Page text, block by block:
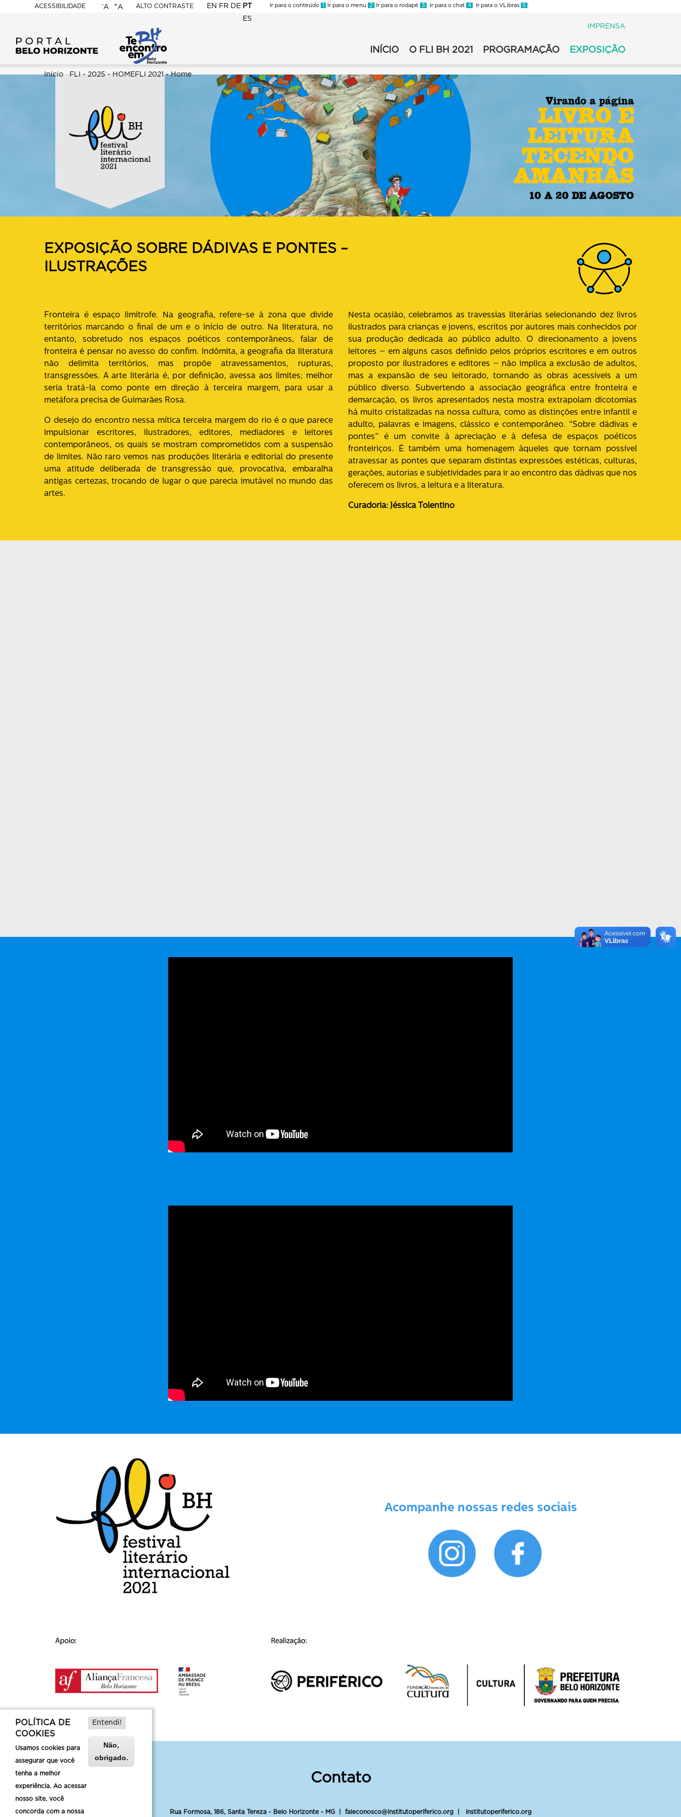
ACESSIBILIDADE
BELO
HORIZONTE
-A +A ALTO CONTRASTE EN FR DE PT
ES
Ir para o conteúdo 1 Ir para o menu 2 Ir para o rodapé 3 Ir para o chat 4 Ir para o VLibras 5
-
2021
-
SECUNDÁRIO
IMPRENSA
FLI
-
2021
INÍCIO O FLI BH 2021 PROGRAMAÇÃO EXPOSIÇÃO
Trilha
navegação
Início - FLI - 2025 - HOMEFLI 2021 - Home
EXPOSIÇÃO SOBRE DÁDIVAS E PONTES –
ILUSTRAÇÕES
Fronteira é espaço limítrofe. Na geografia, refere-se à zona que divide
territórios marcando o final de um e o início de outro. Na literatura, no
entanto, sobretudo nos espaços poéticos contemporâneos, falar de
fronteira é pensar no avesso do confim. Indômita, a geografia da literatura
não delimita territórios, mas propõe atravessamentos, rupturas,
transgressões. A arte literária é, por definição, avessa aos limites; melhor
seria tratá-la como ponte em direção à terceira margem, para usar a
metáfora precisa de Guimarães Rosa.
O desejo do encontro nessa mítica terceira margem do rio é o que parece
impulsionar escritores, ilustradores, editores, mediadores e leitores
contemporâneos, os quais se mostram comprometidos com a suspensão
de limites. Não raro vemos nas produções literária e editorial do presente
uma atitude deliberada de transgressão que, provocativa, embaralha
antigas certezas, trocando de lugar o que parecia imutável no mundo das
artes.
Nesta ocasião, celebramos as travessias literárias selecionando dez livros
ilustrados para crianças e jovens, escritos por autores mais conhecidos por
sua produção dedicada ao público adulto. O direcionamento a jovens
leitores – em alguns casos definido pelos próprios escritores e em outros
proposto por ilustradores e editores – não implica a exclusão de adultos,
mas a expansão de seu leitorado, tornando as obras acessíveis a um
público diverso. Subvertendo a associação geográfica entre fronteira e
demarcação, os livros apresentados nesta mostra extrapolam dicotomias
há muito cristalizadas na nossa cultura, como as distinções entre infantil e
adulto, palavras e imagens, clássico e contemporâneo. “Sobre dádivas e
pontes” é um convite à apreciação e à defesa de espaços poéticos
fronteiriços. É também uma homenagem àqueles que tornam possível
atravessar as pontes que separam distintas expressões estéticas, culturas,
gerações, autorias e subjetividades para ir ao encontro das dádivas que nos
oferecem os livros, a leitura e a literatura.
Curadoria: Jéssica Tolentino
Acompanhe nossas redes sociais
Contato
Rua Formosa, 186, Santa Tereza - Belo Horizonte - MG | faleconosco@institutoperiferico.org institutoperiferico.org
POLÍTICA DE
COOKIES
Usamos cookies para
assegurar que você
tenha a melhor
experiência. Ao acessar
nosso site, você
concorda com a nossa
Entendi!
Não,
obrigado.